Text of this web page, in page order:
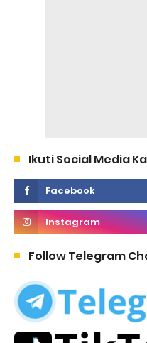
Ikuti Social Media
Follow Telegram